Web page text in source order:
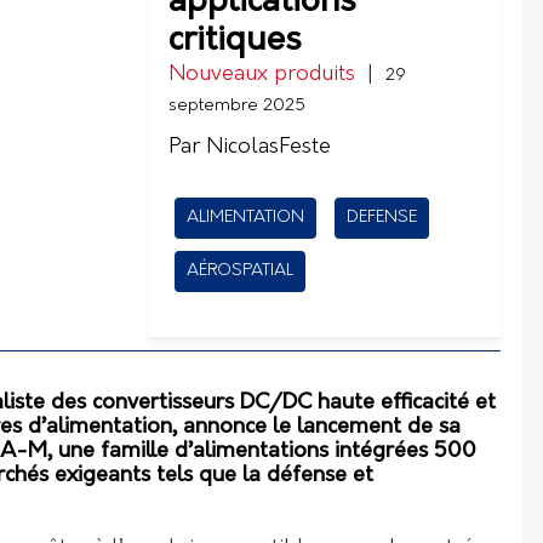
critiques
Nouveaux produits
29
septembre 2025
Par NicolasFeste
ALIMENTATION DEFENSE
AÉROSPATIAL
des convertisseurs DC/DC haute efficacité et
d’alimentation, annonce le lancement de sa
M, une famille d’alimentations intégrées 500
exigeants tels que la défense et